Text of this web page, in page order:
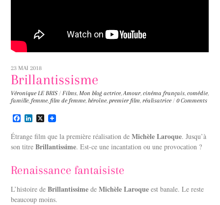
23 MAI 2018
Brillantissisme
Véronique LE BRIS / Films,Mon blog actrice,Amour,cinéma français,comédie,
famille, femme, film de femme,héroïne,premier film,réalisatrice / 0 Comments
F
c
e
b
k
L
n
k
e
n
X
Étrange film que la première réalisation deMichèle Laroque. Jusqu’à
son titreBrillantissime. Est-ce une incantation ou une provocation ?
Renaissance fantaisiste
L’histoire deBrillantissime deMichèle Laroque est banale. Le reste
beaucoup moins.